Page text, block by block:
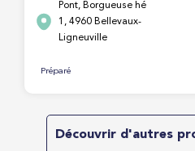
Pont, Borgueuse hé
1, 4960 Bellevaux-
Ligneuville
Préparé
Découvrir d'autres